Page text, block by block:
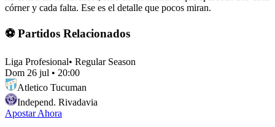
córner y cada falta. Ese es el detalle que pocos miran.
⚽ Partidos Relacionados
Liga Profesional• Regular Season
Dom 26 jul • 20:00
Atletico Tucuman
Independ. Rivadavia
Apostar Ahora